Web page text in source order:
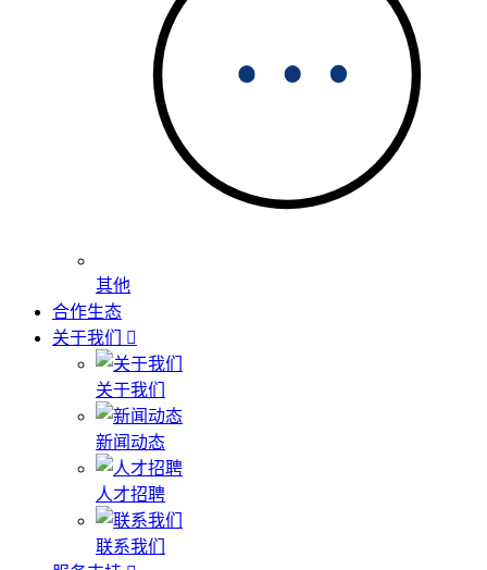
其他
合作生态
关于我们
关于我们
新闻动态
人才招聘
联系我们